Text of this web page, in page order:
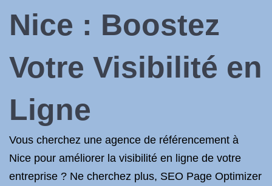
Nice : Boostez
Votre Visibilité en
Ligne
Vous cherchez une agence de référencement à
Nice pour améliorer la visibilité en ligne de votre
entreprise ? Ne cherchez plus, SEO Page Optimizer